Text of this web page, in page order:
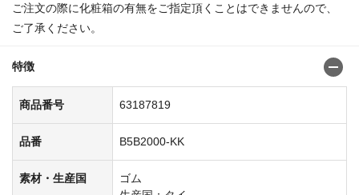
ご注文の際に化粧箱の有無をご指定頂くことはできませんので、
ご了承ください。
特徴
商品番号 63187819
品番 B5B2000-KK
素材・生産国
ゴム